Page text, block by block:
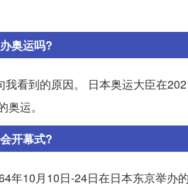
奥运吗?
看到的原因。 日本奥运大臣在
运。
开幕式?
年10月10日-24日在日本东京举